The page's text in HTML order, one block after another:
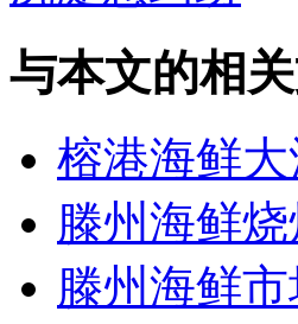
与本文的相
榕港海鲜
滕州海鲜
滕州海鲜